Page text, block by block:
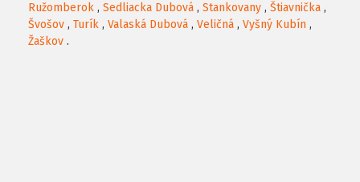
Ružomberok , Sedliacka Dubová , Stankovany , Štiavnička ,
Švošov , Turík , Valaská Dubová , Veličná , Vyšný Kubín ,
Žaškov .